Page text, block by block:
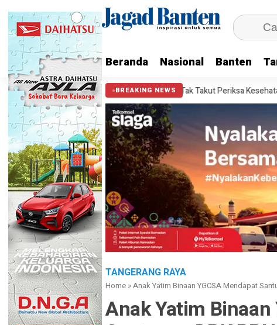
Beranda Nasional Banten
BREAKING NEWS
Sachrudin Ajak Warga Tak Takut Periksa Kesehatan Pemilihan
TANGERANG RAYA
Home »Anak Yatim Binaan YGCSA Mendapat
Anak Yatim